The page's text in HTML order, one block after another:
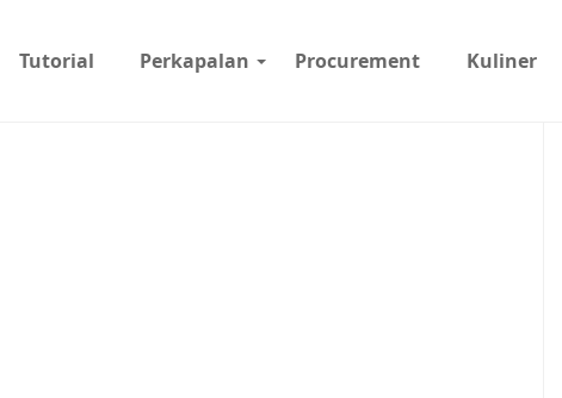
Tutorial Perkapalan Procurement Kuliner